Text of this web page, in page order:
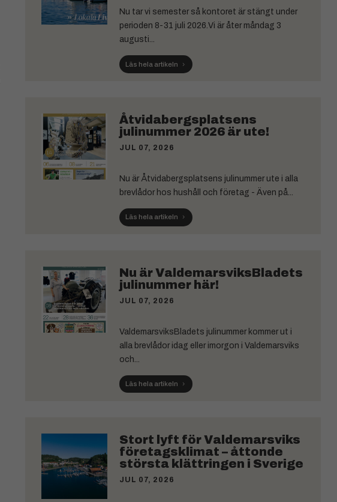
Nu tar vi semester så kontoret är stängt under
perioden 8-31 juli 2026.Vi är åter måndag 3
augusti...
Läs hela artikeln
Åtvidabergsplatsens
julinummer 2026 är ute!
JUL 07, 2026
Nu är Åtvidabergsplatsens julinummer ute i alla
brevlådor hos hushåll och företag - Även på...
Läs hela artikeln
Nu är ValdemarsviksBladets
julinummer här!
JUL 07, 2026
ValdemarsviksBladets julinummer kommer ut i
alla brevlådor idag eller imorgon i Valdemarsviks
och...
Läs hela artikeln
Stort lyft för Valdemarsviks
företagsklimat – åttonde
största klättringen i Sverige
JUL 07, 2026